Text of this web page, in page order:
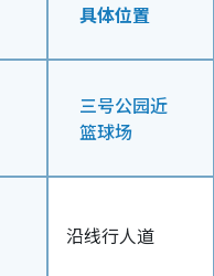
具体位置
三号公园近
篮球场
沿线行人道